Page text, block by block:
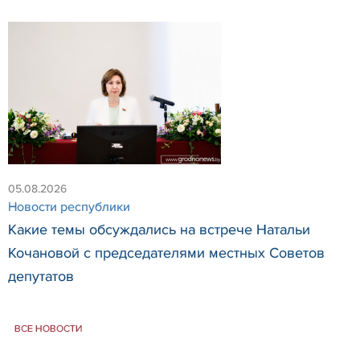
05.08.2026
Новости республики
Какие темы обсуждались на встрече Натальи
Кочановой с председателями местных Советов
депутатов
ВСЕ НОВОСТИ